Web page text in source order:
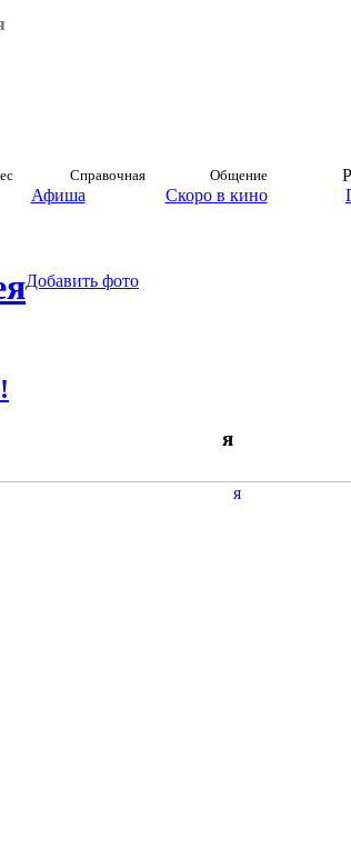
Справочная Общение
Афиша Скоро в кино
Добавить фото
я